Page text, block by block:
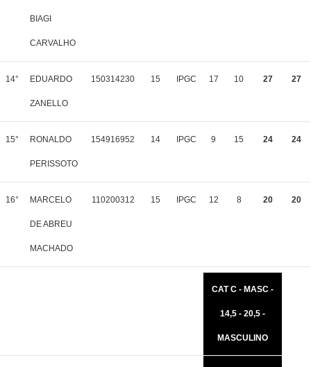
BIAGI
CARVALHO
14° EDUARDO
ZANELLO
150314230 15 IPGC 17 10 27 27
15° RONALDO
PERISSOTO
154916952 14 IPGC 9 15 24 24
16° MARCELO
DE ABREU
MACHADO
110200312 15 IPGC 12 8 20 20
CAT C - MASC -
14,5 - 20,5 -
MASCULINO